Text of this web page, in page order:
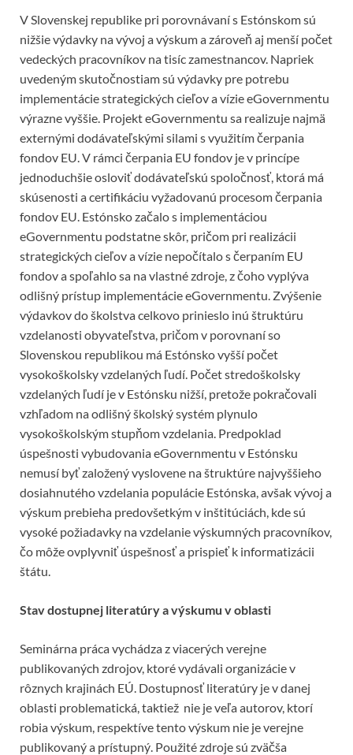
V Slovenskej republike pri porovnávaní s Estónskom sú
nižšie výdavky na vývoj a výskum a zároveň aj menší počet
vedeckých pracovníkov na tisíc zamestnancov. Napriek
uvedeným skutočnostiam sú výdavky pre potrebu
implementácie strategických cieľov a vízie eGovernmentu
výrazne vyššie. Projekt eGovernmentu sa realizuje najmä
externými dodávateľskými silami s využitím čerpania
fondov EU. V rámci čerpania EU fondov je v princípe
jednoduchšie osloviť dodávateľskú spoločnosť, ktorá má
skúsenosti a certifikáciu vyžadovanú procesom čerpania
fondov EU. Estónsko začalo s implementáciou
eGovernmentu podstatne skôr, pričom pri realizácii
strategických cieľov a vízie nepočítalo s čerpaním EU
fondov a spoľahlo sa na vlastné zdroje, z čoho vyplýva
odlišný prístup implementácie eGovernmentu. Zvýšenie
výdavkov do školstva celkovo prinieslo inú štruktúru
vzdelanosti obyvateľstva, pričom v porovnaní so
Slovenskou republikou má Estónsko vyšší počet
vysokoškolsky vzdelaných ľudí. Počet stredoškolsky
vzdelaných ľudí je v Estónsku nižší, pretože pokračovali
vzhľadom na odlišný školský systém plynulo
vysokoškolským stupňom vzdelania. Predpoklad
úspešnosti vybudovania eGovernmentu v Estónsku
nemusí byť založený vyslovene na štruktúre najvyššieho
dosiahnutého vzdelania populácie Estónska, avšak vývoj a
výskum prebieha predovšetkým v inštitúciách, kde sú
vysoké požiadavky na vzdelanie výskumných pracovníkov,
čo môže ovplyvniť úspešnosť a prispieť k informatizácii
štátu.
Stav dostupnej literatúry a výskumu v oblasti
Seminárna práca vychádza z viacerých verejne
publikovaných zdrojov, ktoré vydávali organizácie v
rôznych krajinách EÚ. Dostupnosť literatúry je v danej
oblasti problematická, taktiež nie je veľa autorov, ktorí
robia výskum, respektíve tento výskum nie je verejne
publikovaný a prístupný. Použité zdroje sú zväčša